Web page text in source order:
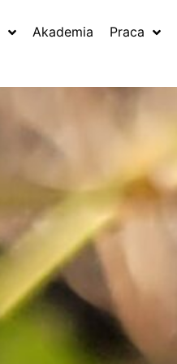
Akademia Praca